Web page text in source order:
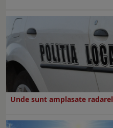
Unde sunt amplasate